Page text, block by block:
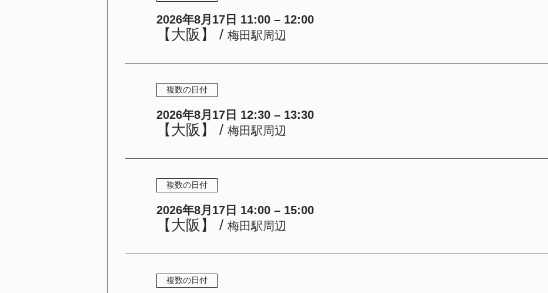
2026年8月17日 11:00 – 12:00
【大阪】 / 梅田駅周辺
複数の日付
2026年8月17日 12:30 – 13:30
【大阪】 / 梅田駅周辺
複数の日付
2026年8月17日 14:00 – 15:00
【大阪】 / 梅田駅周辺
複数の日付